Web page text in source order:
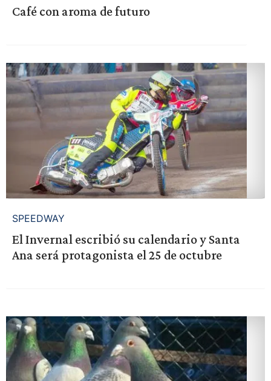
Café con aroma de futuro
SPEEDWAY
El Invernal escribió su calendario y Santa
Ana será protagonista el 25 de octubre